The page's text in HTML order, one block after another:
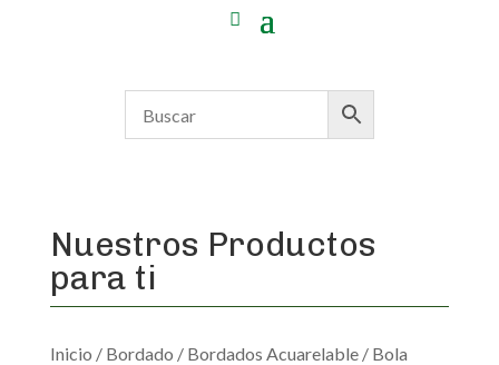
Nuestros Productos
para ti
Inicio / Bordado / Bordados Acuarelable/ Bola